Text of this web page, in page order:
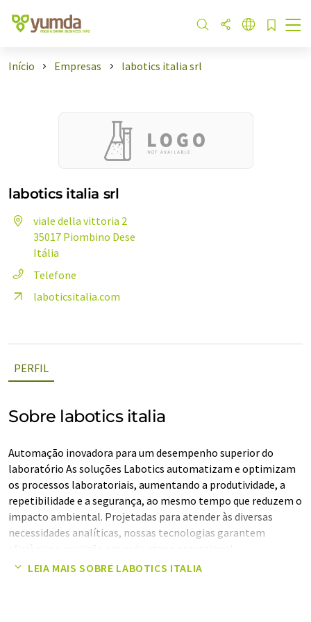
Início Empresas labotics italia srl
labotics italia srl
viale della vittoria 2
35017 Piombino Dese
Itália
Telefone
laboticsitalia.com
PERFIL
Sobre labotics italia
Automação inovadora para um desempenho superior do
laboratório As soluções Labotics automatizam e optimizam
os processos laboratoriais, aumentando a produtividade, a
repetibilidade e a segurança, ao mesmo tempo que reduzem o
impacto ambiental. Projetadas para atender às diversas
necessidades analíticas, nossas tecnologias garantem
LEIA MAIS SOBRE LABOTICS ITALIA